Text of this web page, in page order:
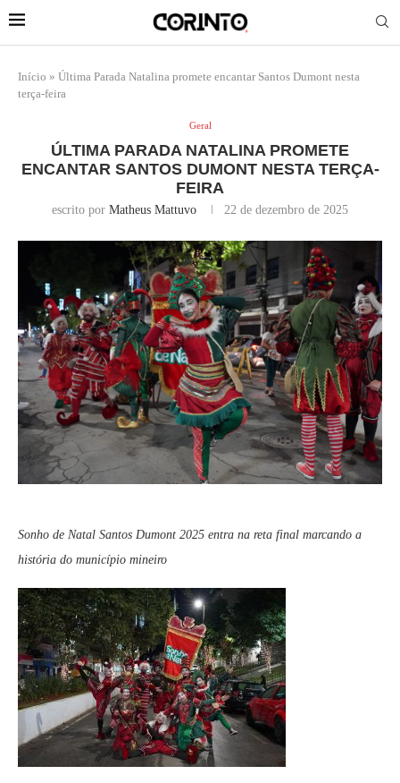
Início » Última Parada Natalina promete encantar Santos Dumont nesta
terça-feira
Geral
ÚLTIMA PARADA NATALINA PROMETE
ENCANTAR SANTOS DUMONT NESTA TERÇA-
FEIRA
escrito por Matheus Mattuvo 22 de dezembro de 2025
Sonho de Natal Santos Dumont 2025 entra na reta final marcando a
história do município mineiro